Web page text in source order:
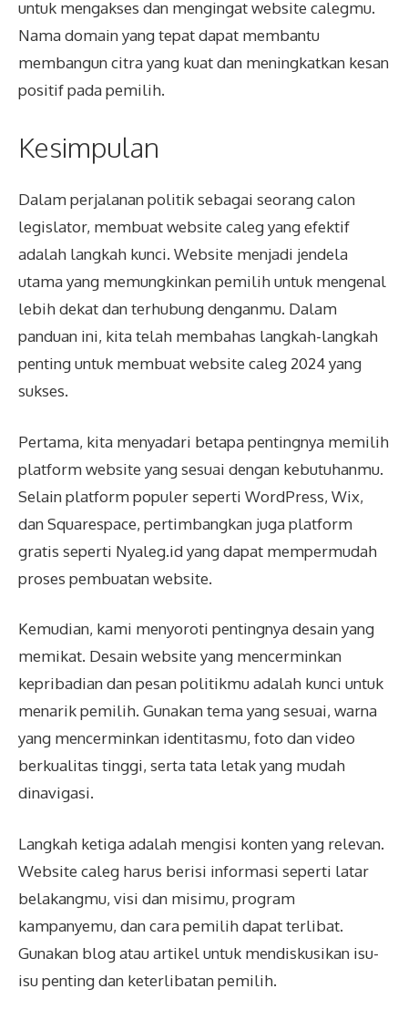
untuk mengakses dan mengingat website calegmu.
Nama domain yang tepat dapat membantu
membangun citra yang kuat dan meningkatkan kesan
positif pada pemilih.
Kesimpulan
Dalam perjalanan politik sebagai seorang calon
legislator, membuat website caleg yang efektif
adalah langkah kunci. Website menjadi jendela
utama yang memungkinkan pemilih untuk mengenal
lebih dekat dan terhubung denganmu. Dalam
panduan ini, kita telah membahas langkah-langkah
penting untuk membuat website caleg 2024 yang
sukses.
Pertama, kita menyadari betapa pentingnya memilih
platform website yang sesuai dengan kebutuhanmu.
Selain platform populer seperti WordPress, Wix,
dan Squarespace, pertimbangkan juga platform
gratis seperti Nyaleg.id yang dapat mempermudah
proses pembuatan website.
Kemudian, kami menyoroti pentingnya desain yang
memikat. Desain website yang mencerminkan
kepribadian dan pesan politikmu adalah kunci untuk
menarik pemilih. Gunakan tema yang sesuai, warna
yang mencerminkan identitasmu, foto dan video
berkualitas tinggi, serta tata letak yang mudah
dinavigasi.
Langkah ketiga adalah mengisi konten yang relevan.
Website caleg harus berisi informasi seperti latar
belakangmu, visi dan misimu, program
kampanyemu, dan cara pemilih dapat terlibat.
Gunakan blog atau artikel untuk mendiskusikan isu-
isu penting dan keterlibatan pemilih.